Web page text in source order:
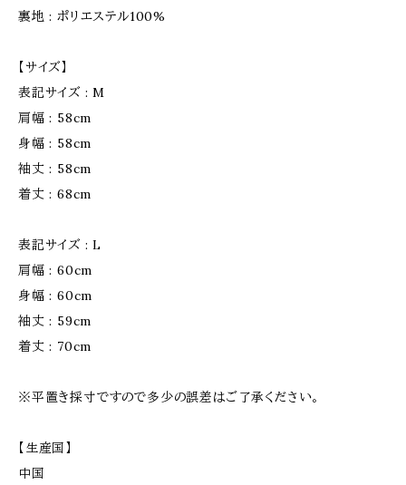
裏地 : ポリエステル100%
【サイズ】
表記サイズ : M
肩幅 : 58cm
身幅 : 58cm
袖丈 : 58cm
着丈 : 68cm
表記サイズ : L
肩幅 : 60cm
身幅 : 60cm
袖丈 : 59cm
着丈 : 70cm
※平置き採寸ですので多少の誤差はご了承ください。
【生産国】
中国